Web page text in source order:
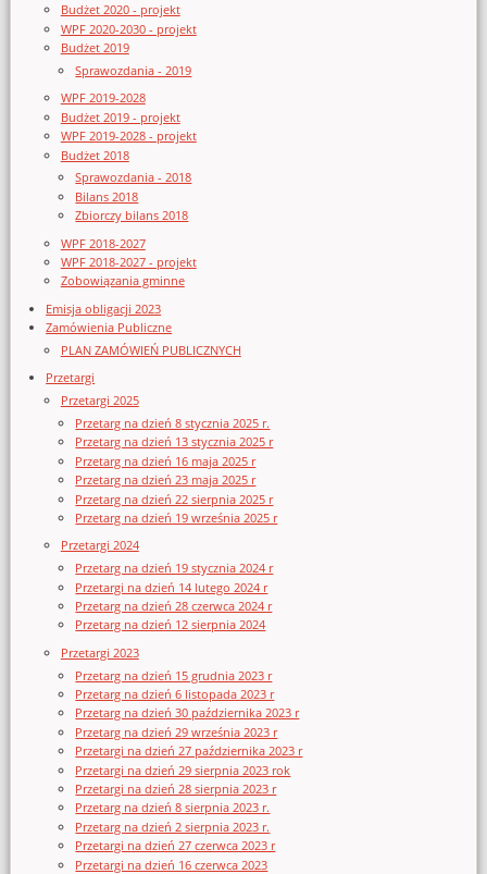
Budżet 2020 - projekt
WPF 2020-2030 - projekt
Budżet 2019
Sprawozdania - 2019
WPF 2019-2028
Budżet 2019 - projekt
WPF 2019-2028 - projekt
Budżet 2018
Sprawozdania - 2018
Bilans 2018
Zbiorczy bilans 2018
WPF 2018-2027
WPF 2018-2027 - projekt
Zobowiązania gminne
Emisja obligacji 2023
Zamówienia Publiczne
PLAN ZAMÓWIEŃ PUBLICZNYCH
Przetargi
Przetargi 2025
Przetarg na dzień 8 stycznia 2025 r.
Przetarg na dzień 13 stycznia 2025 r
Przetarg na dzień 16 maja 2025 r
Przetarg na dzień 23 maja 2025 r
Przetarg na dzień 22 sierpnia 2025 r
Przetarg na dzień 19 września 2025 r
Przetargi 2024
Przetarg na dzień 19 stycznia 2024 r
Przetargi na dzień 14 lutego 2024 r
Przetarg na dzień 28 czerwca 2024 r
Przetarg na dzień 12 sierpnia 2024
Przetargi 2023
Przetarg na dzień 15 grudnia 2023 r
Przetarg na dzień 6 listopada 2023 r
Przetarg na dzień 30 października 2023 r
Przetarg na dzień 29 września 2023 r
Przetargi na dzień 27 października 2023 r
Przetargi na dzień 29 sierpnia 2023 rok
Przetargi na dzień 28 sierpnia 2023 r
Przetarg na dzień 8 sierpnia 2023 r.
Przetarg na dzień 2 sierpnia 2023 r.
Przetargi na dzień 27 czerwca 2023 r
Przetargi na dzień 16 czerwca 2023